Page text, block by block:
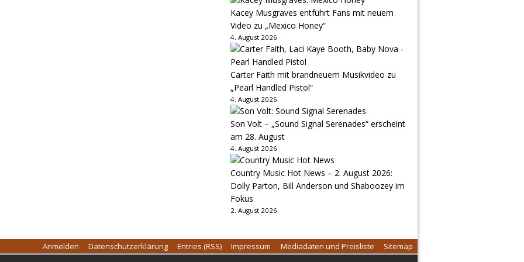
Kacey Musgraves entführt Fans mit neuem
Video zu „Mexico Honey“
4. August 2026
Carter Faith mit brandneuem Musikvideo zu
„Pearl Handled Pistol“
4. August 2026
Son Volt – „Sound Signal Serenades“ erscheint
am 28. August
4. August 2026
Country Music Hot News – 2. August 2026:
Dolly Parton, Bill Anderson und Shaboozey im
Fokus
2. August 2026
Anmelden Datenschutzerklärung Entries (RSS) Impressum Mediadaten und Preisliste Sitemap